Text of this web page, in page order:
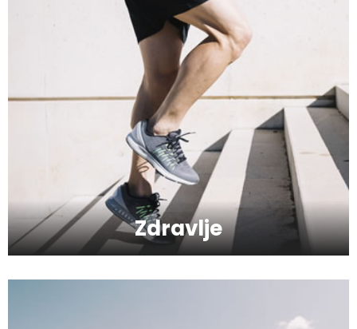
odnosa?
Kako da imate blistavu kožu bez skupih
tretmana?
Kako da se podmladite uz kreme sa
hijaluronom
Kako da serumom oživite svoje lice?
Zdravlje